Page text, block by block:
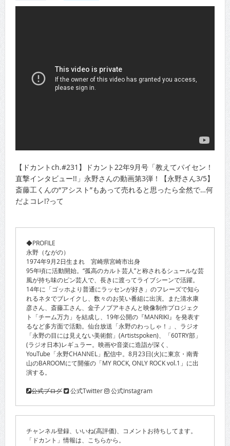
【ドカントch.#231】ドカント22年9月号「教えてパイセン！
直撃インタビュー!!」永野さんの動画第3弾！【永野さん3/5】
斎藤工くんの“アシスト”もあって売れると思ったら全然で…何
だよコレ!?って
◆PROFILE
永野（ながの）
1974年9月2日生まれ 宮崎県宮崎市出身
95年頃に活動開始。“孤高のカルト芸人”と称されるシュールな芸
風が持ち味のピン芸人で、長きに渡ってライブシーンで活躍。
14年に「ゴッホより普通にラッセンが好き」のフレーズで知ら
れるネタでブレイクし、数々のお笑い番組に出演。また清水康
彦さん、斎藤工さん、金子ノブアキさんと映像制作プロジェク
ト「チーム万力」を結成し、19年公開の『MANRIKI』を発表す
るなど多方面で活動。仙台放送「永野のわっしゃ！」、ラジオ
「永野の目には見えない美術館」(Artistspoken)、「60TRY部」
(ラジオ日本)レギュラー。映画や音楽に造詣が深く、
YouTube「永野CHANNEL」配信中。8月23日(火)に東京・南青
山のBAROOMにて開催の「MY ROCK, ONLY ROCK vol.1」に出
演する。
公式ブログ 公式Twitter 公式Instagram
チャンネル登録、いいね(高評価)、コメントお待ちしてます。
「ドカント」情報は、こちらから。